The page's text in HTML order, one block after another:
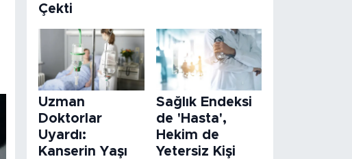
Çekti
Uzman
Doktorlar
Uyardı:
Kanserin Yaşı
Sağlık Endeksi
de 'Hasta',
Hekim de
Yetersiz Kişi